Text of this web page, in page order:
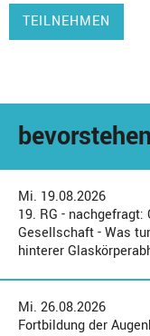
TEILNEHMEN
Mi. 19.08.2026
19. RG -
Gesellschaft - Was
hinterer
Mi. 26.08.2026
Fortbildung der